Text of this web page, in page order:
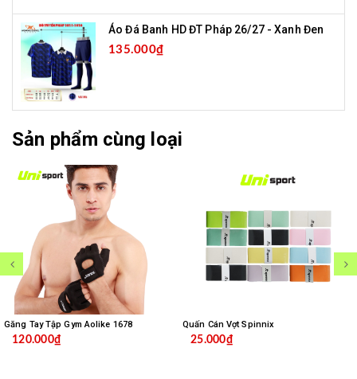
Áo Đá Banh HD ĐT Pháp 26/27 - Xanh Đen
135.000₫
Sản phẩm cùng loại
Găng Tay Tập Gym Aolike 1678
120.000₫
Quấn Cán Vợt Spinnix
25.000₫